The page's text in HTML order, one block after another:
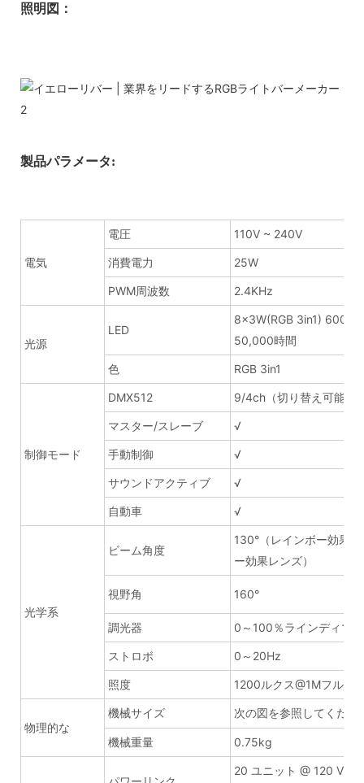
照明図：
製品パラメータ:
電気
電圧 110V ~ 240V
消費電力 25W
PWM周波数 2.4KHz
光源
LED
8x3W(RGB 3in1)
50,000時間
色 RGB 3in1
制御モード
DMX512 9/4ch（切り替え可能）
マスター/スレーブ √
手動制御 √
サウンドアクティブ √
自動車 √
光学系
ビーム角度
130°（レインボー効果
ー効果レンズ）
視野角 160°
調光器 0～100％ラインディマー
ストロボ 0～20Hz
照度 1200ルクス@1Mフルブ
物理的な
機械サイズ 次の図を参照してくださ
機械重量 0.75kg
20 ユニット @ 120 V;